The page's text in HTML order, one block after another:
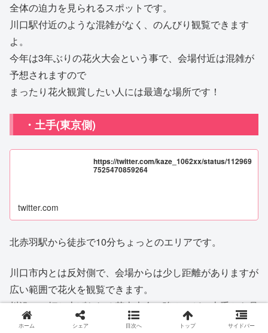
全体の迫力を見られるスポットです。
川口駅付近のような混雑がなく、のんびり観覧できます
よ。
今年は3年ぶりの花火大会という事で、会場付近は混雑が
予想されますので
まったり花火観賞したい人には最適な場所です！
・土手(東京側)
https://twitter.com/kaze_1062xx/status/112969
7525470859264
twitter.com
北赤羽駅から徒歩で10分ちょっとのエリアです。
川口市内とは反対側で、会場からは少し距離がありますが
広い範囲で花火を観覧できます。
川沿いで打ち上げられる花火大会の強み、どの土手から見
ても花火全体を見ることが出来るスポットです。
ホーム シェア 目次へ トップ サイドバー